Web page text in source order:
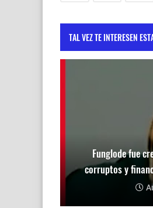
TAL VEZ TE INTERESEN
Funglode fue
corruptos y